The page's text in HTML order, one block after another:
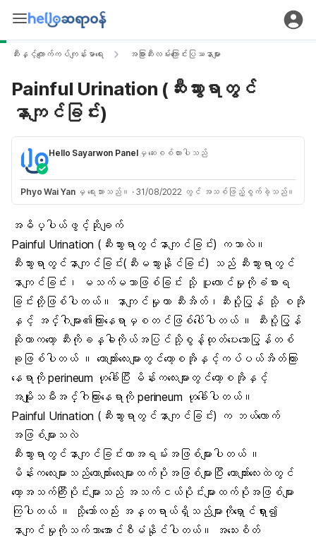
ဆီးနှင့်ကျောက်ကပ်ကျန်းမာရေး အခြားဆီးလမ်းကြောင်းပြဿနာများ
Painful Urination (ဆီးသွားရာတွင်
နာကျင်ခြင်း)
Hello Sayarwon Panelမှ ဆေးစစ်ထားပါသည်
Phyo Wai Yanမှ ရေးသားသည်။ · 31/08/2022 တွင် အသစ်ဖြည့်စွက်ခဲ့သည်။
အဓိပ္ပါယ်ဖွင့်ဆိုချက်
Painful Urination (ဆီးသွားရာတွင်နာကျင်ခြင်း) ကဘာလဲ။
ဆီးသွားရာတွင်နာကျင်ခြင်း(ဆီးမသွားနိုင်ခြင်း) သည် ဆီးသွားရာတွင်
နာကျင်ခြင်း၊ မသက်မသာဖြစ်ခြင်း သို့ ပူလောင်မှုကိုခံစားရ
ခြင်းတို့ဖြစ်ပါတယ်။ နာကျင်မှုဟာ ဆီးအိတ်၊ဆီးပို့ပြွန် သို့ စအို
နှင့် အင်္ဂါများ၏ကြားနေရာမှစတင်ဖြစ်ပေါ်ပါတယ် ။ ဆီးပို့ပြွန်
ဆိုတာကတော့ ဆီးကိုခန္ဓါကိုယ်အပြင်သို့စွန့်ထုတ်ပေးသောပြွန်တစ်
ခုဖြစ်ပါတယ် ။ ယောက်ျားလေးများတွင်တော့စအိုနှင့်ကပ်ပယ်အိတ်ကြား
နေရာကို perineum ဟုခေါ်ပြီး မိန်းကလေးများတွင်တော့စအိုနှင့်
အမျိုးသမီးအင်္ဂါကြားနေရာကို perineum ဟုခေါ်ပါတယ်။
Painful Urination (ဆီးသွားရာတွင်နာကျင်ခြင်း) က ဘယ်လောက်
အဖြစ်များသလဲ
ဆီးသွားရာတွင်နာကျင်ခြင်းဟာအရမ်းအဖြစ်များပါတယ် ။
မိန်းကလေးများသည်ယောက်ျားလေးများထက်ပိုအဖြစ်များပြီး ယောကျာ်းလေးထဲတွင်
တော့အသက်ကြီးပိုင်းများသည် အသက်ငယ်ပိုင်းများထက်ပိုအဖြစ်များ
ကြပါတယ် ။ သို့သော်လည်း အန္တရာယ်ရှိသည်များကိုရှောင်ရှား၍
နာကျင်မှုကိုသက်သာအောင်စီမံနိုင်ပါတယ်။ အသေးစိတ်